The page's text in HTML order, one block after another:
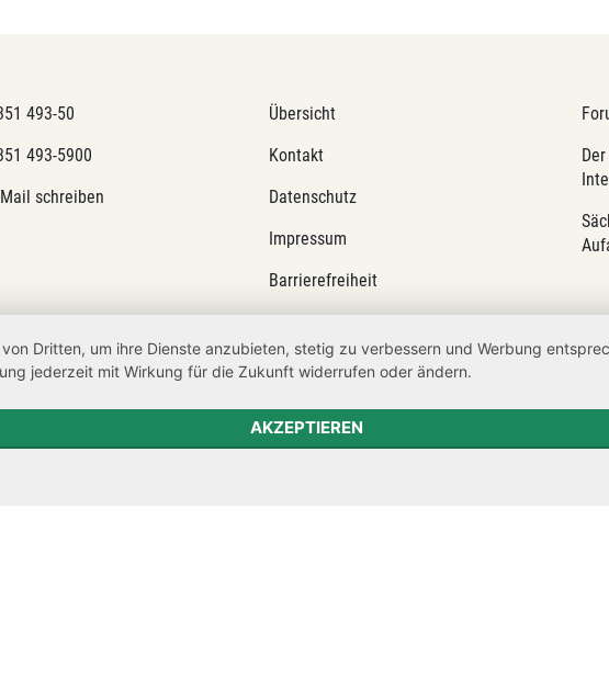
493-50
493-5900
schreiben
Übersicht
Kontakt
Datenschutz
Impressum
Barrierefreiheit
Netiquette
Transparenzanspruch
Hinweisgeberschutz
Dritten, um ihre Dienste anzubieten, stetig zu verbessern und Werbung
jederzeit mit Wirkung für die Zukunft widerrufen oder ändern.
AKZEPTIEREN